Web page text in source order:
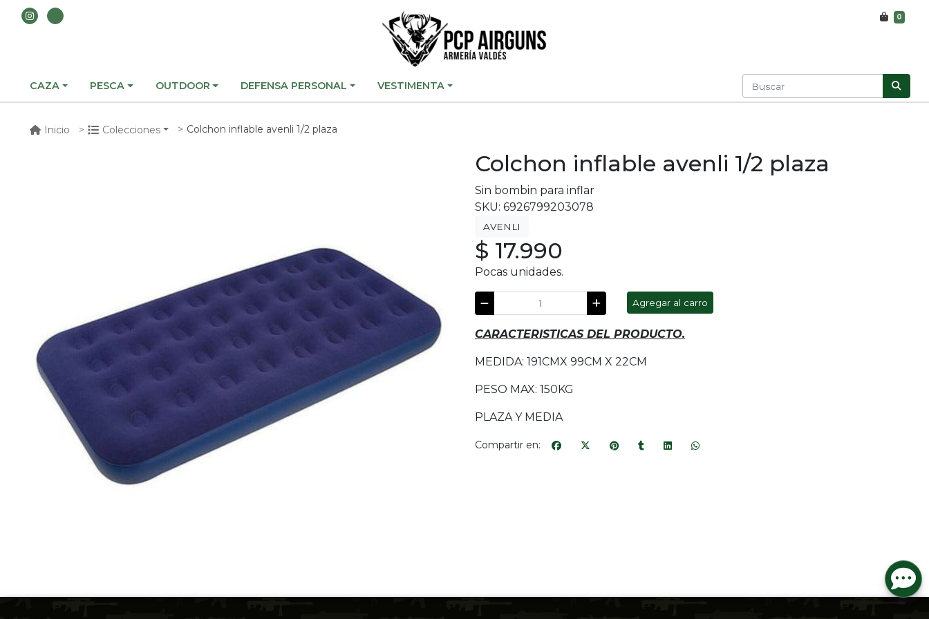
0
CAZA PESCA OUTDOOR DEFENSA PERSONAL VESTIMENTA
Inicio Colecciones Colchon inflable avenli 1/2 plaza
Colchon inflable avenli 1/2 plaza
Sin bombin para inflar
SKU: 6926799203078
AVENLI
$ 17.990
Pocas unidades.
Agregar al carro
CARACTERISTICAS DEL PRODUCTO.
MEDIDA: 191CMX 99CM X 22CM
PESO MAX: 150KG
PLAZA Y MEDIA
Compartir en: